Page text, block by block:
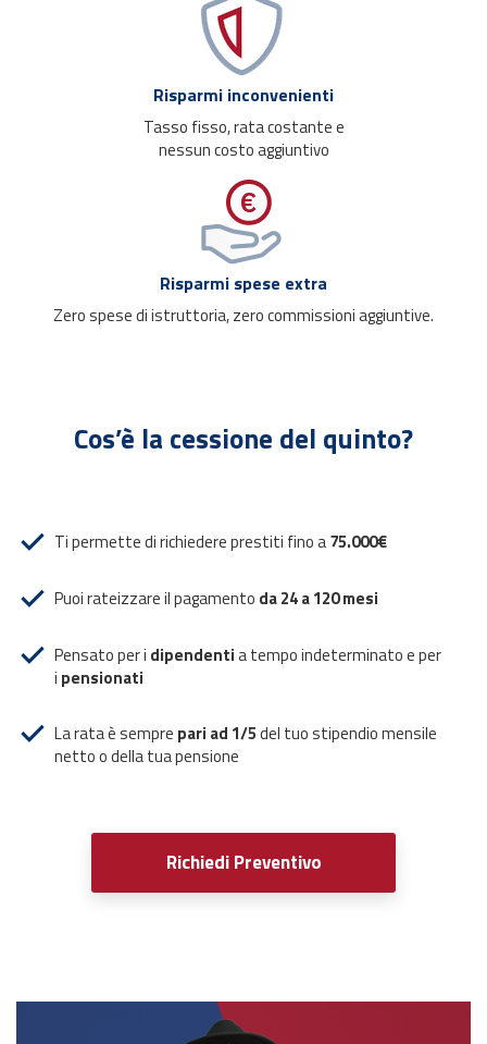
Risparmi inconvenienti
Tasso fisso, rata costante e
nessun costo aggiuntivo
Risparmi spese extra
Zero spese di istruttoria, zero commissioni aggiuntive.
Cos’è la cessione del quinto?
Ti permette di richiedere prestiti fino a75.000€
Puoi rateizzare il pagamento da 24 a 120 mesi
Pensato per i dipendentia tempo indeterminato e per
i pensionati
La rata è sempre pari ad 1/5del tuo stipendio mensile
netto o della tua pensione
Richiedi Preventivo